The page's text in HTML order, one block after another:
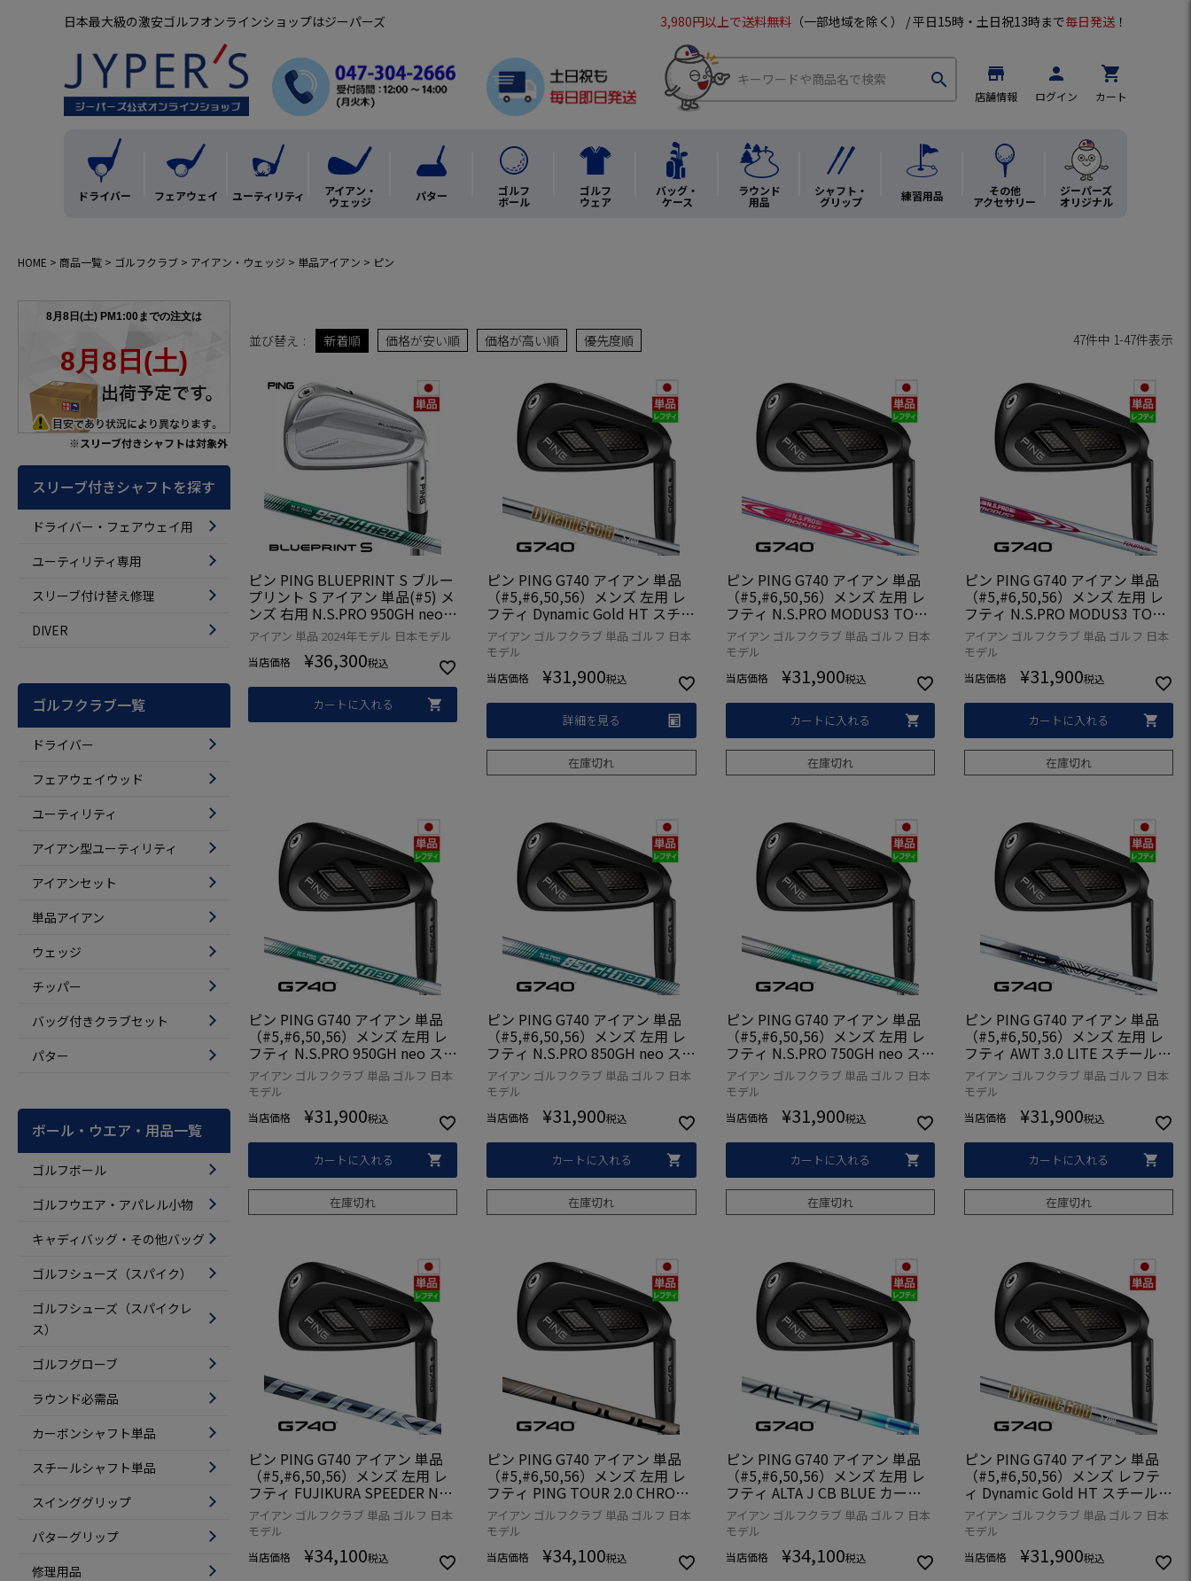
日本最大級の激安ゴルフオンラインショップはジーパーズ 3,980円以上で送料無料 （一部地域を除く） / 平日15時・土日祝13時まで毎日発送 ！
search store
店舗情報
person
ログイン
shopping_cart
カート
ドライバー フェアウェイ ユーティリティ アイアン・
ウェッジ パター ゴルフ
ボール
ゴルフ
ウェア
バッグ・
ケース
ラウンド
用品
シャフト・
グリップ 練習用品 その他
アクセサリー
ジーパーズ
オリジナル
HOME 商品一覧 ゴルフクラブ アイアン・ウェッジ 単品アイアン ピン
※スリーブ付きシャフトは対象外
スリーブ付きシャフトを探す
ドライバー・フェアウェイ用
ユーティリティ専用
スリーブ付け替え修理
DIVER
ゴルフクラブ一覧
ドライバー
フェアウェイウッド
ユーティリティ
アイアン型ユーティリティ
アイアンセット
単品アイアン
ウェッジ
チッパー
バッグ付きクラブセット
パター
ボール・ウエア・用品一覧
ゴルフボール
ゴルフウエア・アパレル小物
キャディバッグ・その他バッグ
ゴルフシューズ（スパイク）
ゴルフシューズ（スパイクレ
ス）
ゴルフグローブ
ラウンド必需品
カーボンシャフト単品
スチールシャフト単品
スインググリップ
パターグリップ
修理用品
並び替え 新着順 価格が安い順 価格が高い順 優先度順 47件中 1-47件表示
ピン PING BLUEPRINT S ブルー
プリント S アイアン 単品(#5) メ
ンズ 右用 N.S.PRO 950GH neo
ゴルフクラブ 日本正規品
アイアン 単品 2024年モデル 日本モデル
当店価格 ¥36,300税込
カートに入れる
ピン PING G740 アイアン 単品
（#5,#6,50,56）メンズ 左用 レ
フティ Dynamic Gold HT スチー
ル 2026年モデル 日本正規品 日
本モデル ゴルフ ゴルフクラブ 左
利き
アイアン ゴルフクラブ 単品 ゴルフ 日本
モデル
当店価格 ¥31,900税込
詳細を見る
在庫切れ
ピン PING G740 アイアン 単品
（#5,#6,50,56）メンズ 左用 レ
フティ N.S.PRO MODUS3 TOUR
120 スチール 2026年モデル 日本
正規品 日本モデル ゴルフ ゴルフ
クラブ 左利き
アイアン ゴルフクラブ 単品 ゴルフ 日本
モデル
当店価格 ¥31,900税込
カートに入れる
在庫切れ
ピン PING G740 アイアン 単品
（#5,#6,50,56）メンズ 左用 レ
フティ N.S.PRO MODUS3 TOUR
105 スチール 2026年モデル 日本
正規品 日本モデル ゴルフ ゴルフ
クラブ 左利き
アイアン ゴルフクラブ 単品 ゴルフ 日本
モデル
当店価格 ¥31,900税込
カートに入れる
在庫切れ
ピン PING G740 アイアン 単品
（#5,#6,50,56）メンズ 左用 レ
フティ N.S.PRO 950GH neo スチ
ール 2026年モデル 日本正規品
日本モデル ゴルフ ゴルフクラブ
左利き
アイアン ゴルフクラブ 単品 ゴルフ 日本
モデル
当店価格 ¥31,900税込
カートに入れる
在庫切れ
ピン PING G740 アイアン 単品
（#5,#6,50,56）メンズ 左用 レ
フティ N.S.PRO 850GH neo スチ
ール 2026年モデル 日本正規品
日本モデル ゴルフ ゴルフクラブ
左利き
アイアン ゴルフクラブ 単品 ゴルフ 日本
モデル
当店価格 ¥31,900税込
カートに入れる
在庫切れ
ピン PING G740 アイアン 単品
（#5,#6,50,56）メンズ 左用 レ
フティ N.S.PRO 750GH neo スチ
ール 2026年モデル 日本正規品
日本モデル ゴルフ ゴルフクラブ
左利き
アイアン ゴルフクラブ 単品 ゴルフ 日本
モデル
当店価格 ¥31,900税込
カートに入れる
在庫切れ
ピン PING G740 アイアン 単品
（#5,#6,50,56）メンズ 左用 レ
フティ AWT 3.0 LITE スチール 2
026年モデル 日本正規品 日本モ
デル ゴルフ ゴルフクラブ 左利き
アイアン ゴルフクラブ 単品 ゴルフ 日本
モデル
当店価格 ¥31,900税込
カートに入れる
在庫切れ
ピン PING G740 アイアン 単品
（#5,#6,50,56）メンズ 左用 レ
フティ FUJIKURA SPEEDER NX
GREY カーボン 2026年モデル 日
本正規品 日本モデル ゴルフ ゴル
フクラブ 左利き
アイアン ゴルフクラブ 単品 ゴルフ 日本
モデル
当店価格 ¥34,100税込
ピン PING G740 アイアン 単品
（#5,#6,50,56）メンズ 左用 レ
フティ PING TOUR 2.0 CHROME
I カーボン 2026年モデル 日本正
規品 日本モデル ゴルフ ゴルフク
ラブ 左利き
アイアン ゴルフクラブ 単品 ゴルフ 日本
モデル
当店価格 ¥34,100税込
ピン PING G740 アイアン 単品
（#5,#6,50,56）メンズ 左用 レ
フティ ALTA J CB BLUE カーボ
ン 2026年モデル 日本正規品 日
本モデル ゴルフ ゴルフクラブ 左
利き
アイアン ゴルフクラブ 単品 ゴルフ 日本
モデル
当店価格 ¥34,100税込
ピン PING G740 アイアン 単品
（#5,#6,50,56）メンズ レフテ
ィ Dynamic Gold HT スチール 2
026年モデル 日本正規品 日本モ
デル ゴルフ ゴルフクラブ 左用
左利き
アイアン ゴルフクラブ 単品 ゴルフ 日本
モデル
当店価格 ¥31,900税込